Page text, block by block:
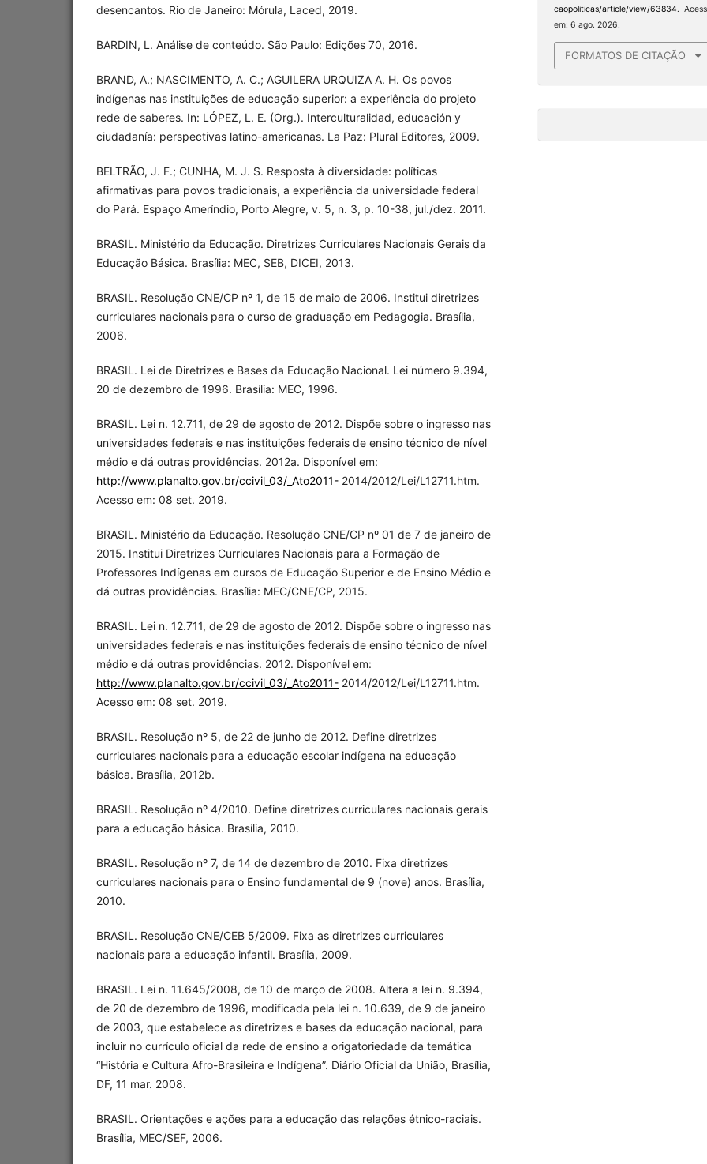
desencantos. Rio de Janeiro: Mórula, Laced, 2019.
BARDIN, L. Análise de conteúdo. São Paulo: Edições 70, 2016.
BRAND, A.; NASCIMENTO, A. C.; AGUILERA URQUIZA A. H. Os povos
indígenas nas instituições de educação superior: a experiência do projeto
rede de saberes. In: LÓPEZ, L. E. (Org.). Interculturalidad, educación y
ciudadanía: perspectivas latino-americanas. La Paz: Plural Editores, 2009.
BELTRÃO, J. F.; CUNHA, M. J. S. Resposta à diversidade: políticas
afirmativas para povos tradicionais, a experiência da universidade federal
do Pará. Espaço Ameríndio, Porto Alegre, v. 5, n. 3, p. 10-38, jul./dez. 2011.
BRASIL. Ministério da Educação. Diretrizes Curriculares Nacionais Gerais da
Educação Básica. Brasília: MEC, SEB, DICEI, 2013.
BRASIL. Resolução CNE/CP nº 1, de 15 de maio de 2006. Institui diretrizes
curriculares nacionais para o curso de graduação em Pedagogia. Brasília,
2006.
BRASIL. Lei de Diretrizes e Bases da Educação Nacional. Lei número 9.394,
20 de dezembro de 1996. Brasília: MEC, 1996.
BRASIL. Lei n. 12.711, de 29 de agosto de 2012. Dispõe sobre o ingresso nas
universidades federais e nas instituições federais de ensino técnico de nível
médio e dá outras providências. 2012a. Disponível em:
http://www.planalto.gov.br/ccivil_03/_Ato2011- 2014/2012/Lei/L12711.htm.
Acesso em: 08 set. 2019.
BRASIL. Ministério da Educação. Resolução CNE/CP nº 01 de 7 de janeiro de
2015. Institui Diretrizes Curriculares Nacionais para a Formação de
Professores Indígenas em cursos de Educação Superior e de Ensino Médio e
dá outras providências. Brasília: MEC/CNE/CP, 2015.
BRASIL. Lei n. 12.711, de 29 de agosto de 2012. Dispõe sobre o ingresso nas
universidades federais e nas instituições federais de ensino técnico de nível
médio e dá outras providências. 2012. Disponível em:
http://www.planalto.gov.br/ccivil_03/_Ato2011- 2014/2012/Lei/L12711.htm.
Acesso em: 08 set. 2019.
BRASIL. Resolução nº 5, de 22 de junho de 2012. Define diretrizes
curriculares nacionais para a educação escolar indígena na educação
básica. Brasília, 2012b.
BRASIL. Resolução nº 4/2010. Define diretrizes curriculares nacionais gerais
para a educação básica. Brasília, 2010.
BRASIL. Resolução nº 7, de 14 de dezembro de 2010. Fixa diretrizes
curriculares nacionais para o Ensino fundamental de 9 (nove) anos. Brasília,
2010.
BRASIL. Resolução CNE/CEB 5/2009. Fixa as diretrizes curriculares
nacionais para a educação infantil. Brasília, 2009.
BRASIL. Lei n. 11.645/2008, de 10 de março de 2008. Altera a lei n. 9.394,
de 20 de dezembro de 1996, modificada pela lei n. 10.639, de 9 de janeiro
de 2003, que estabelece as diretrizes e bases da educação nacional, para
incluir no currículo oficial da rede de ensino a origatoriedade da temática
“História e Cultura Afro-Brasileira e Indígena”. Diário Oficial da União, Brasília,
DF, 11 mar. 2008.
BRASIL. Orientações e ações para a educação das relações étnico-raciais.
Brasília, MEC/SEF, 2006.
caopoliticas/article/view/63834.
em: 6 ago. 2026.
FORMATOS DE CITAÇÃO